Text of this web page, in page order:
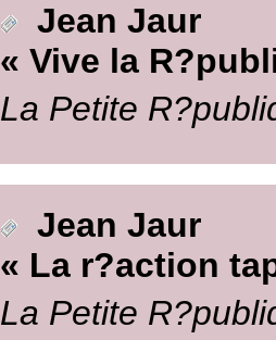
Jean Jaur
« Vive la
La Petite
Jean Jaur
« La r?action
La Petite